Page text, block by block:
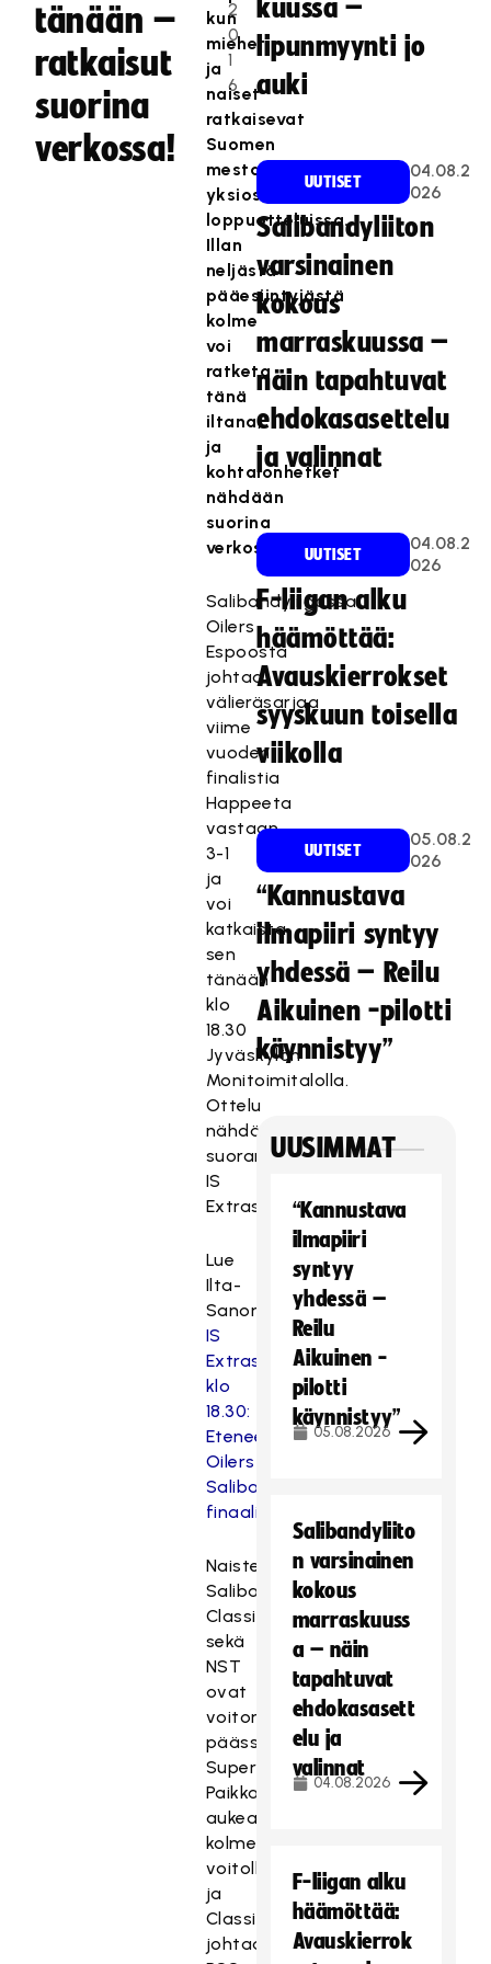
tänään –
ratkaisut
suorina
verkossa!
2
0
1
6
kun
miehet
ja
naiset
ratkaisevat
Suomen
mestaruudet
yksiosaisissa
loppuotteluissa.
Illan
neljästä
pääesiintyjästä
kolme
voi
ratketa
tänä
iltana,
ja
kohtalonhetket
nähdään
suorina
verkossa.
Salibandyliigassa
Oilers
Espoosta
johtaa
välieräsarjaa
viime
vuoden
finalistia
Happeeta
vastaan
3-1
ja
voi
katkaista
sen
tänään
klo
18.30
Jyväskylän
Monitoimitalolla.
Ottelu
nähdään
suorana
IS
Extrassa.
Lue
Ilta-
Sanomista:
IS
Extrassa
klo
18.30:
Eteneekö
Oilers
Salibandyliigan
finaaliin?
Naisten
Salibandyliigassa
Classic
sekä
NST
ovat
voiton
päässä
Superfinaalista.
Paikka
aukeaa
kolmella
voitolla,
ja
Classic
johtaa
kuussa –
lipunmyynti jo
auki
UUTISET
04.08.2
026
Salibandyliiton
varsinainen
kokous
marraskuussa –
näin tapahtuvat
ehdokasasettelu
ja valinnat
UUTISET
04.08.2
026
F-liigan alku
häämöttää:
Avauskierrokset
syyskuun toisella
viikolla
UUTISET
05.08.2
026
“Kannustava
ilmapiiri syntyy
yhdessä – Reilu
Aikuinen -pilotti
käynnistyy”
UUSIMMAT
“Kannustava
ilmapiiri
syntyy
yhdessä –
Reilu
Aikuinen -
pilotti
käynnistyy”
05.08.2026
Salibandyliito
n varsinainen
kokous
marraskuuss
a – näin
tapahtuvat
ehdokasasett
elu ja
valinnat
04.08.2026
F-liigan alku
häämöttää:
Avauskierrok